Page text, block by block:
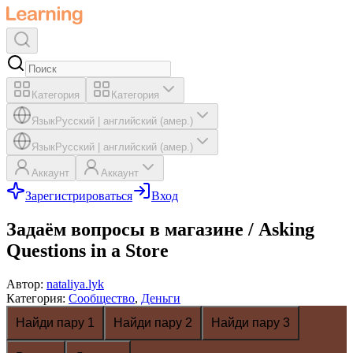
Категория Категория
ЯзыкРусский английский (амер.)
ЯзыкРусский английский (амер.)
Аккаунт Аккаунт
Зарегистрироваться Вход
Задаём вопросы в магазине / Asking
Questions in a Store
Автор: nataliya.lyk
Категория: Сообщество, Деньги
Найди пару 1
Найди пару 2 Найди пару 3